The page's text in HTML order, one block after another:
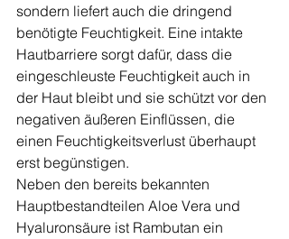
sondern liefert auch die dringend
benötigte Feuchtigkeit. Eine intakte
Hautbarriere sorgt dafür, dass die
eingeschleuste Feuchtigkeit auch in
der Haut bleibt und sie schützt vor den
negativen äußeren Einflüssen, die
einen Feuchtigkeitsverlust überhaupt
erst begünstigen.
Neben den bereits bekannten
Hauptbestandteilen Aloe Vera und
Hyaluronsäure ist Rambutan ein